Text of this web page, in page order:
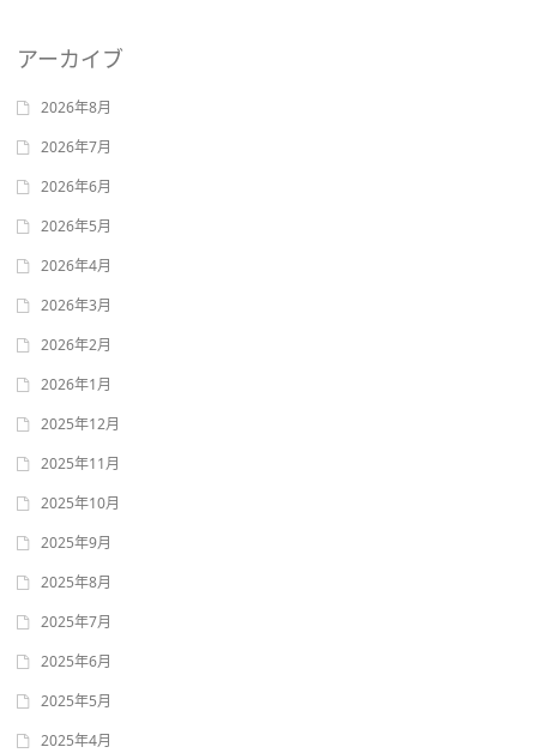
アーカイブ
2026年8月
2026年7月
2026年6月
2026年5月
2026年4月
2026年3月
2026年2月
2026年1月
2025年12月
2025年11月
2025年10月
2025年9月
2025年8月
2025年7月
2025年6月
2025年5月
2025年4月